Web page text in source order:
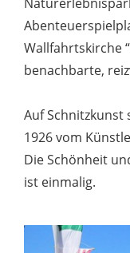
Wallfahrtskirche
benachbarte,
Auf Schnitzkunst
1926 vom
Die Schönheit
ist einmalig.